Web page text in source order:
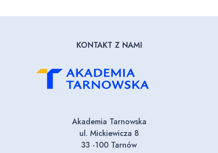
KONTAKT Z NAMI
Akademia Tarnowska
ul. Mickiewicza 8
33 -100 Tarnów